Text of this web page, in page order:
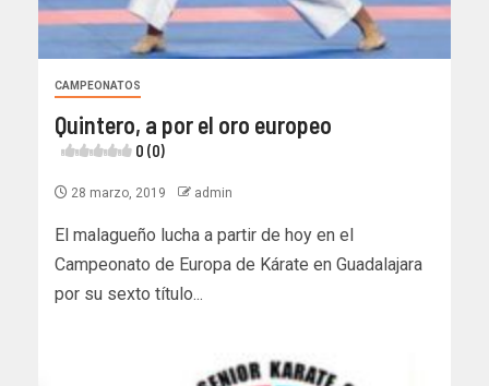
CAMPEONATOS
Quintero, a por el oro europeo
0 (0)
28 marzo, 2019 admin
El malagueño lucha a partir de hoy en el
Campeonato de Europa de Kárate en Guadalajara
por su sexto título...